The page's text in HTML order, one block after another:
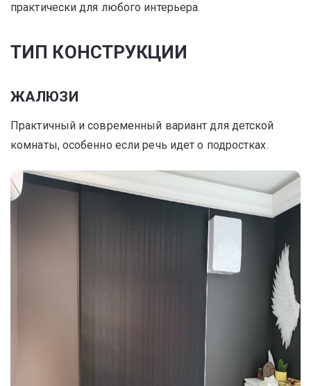
практически для любого интерьера.
ТИП КОНСТРУКЦИИ
ЖАЛЮЗИ
Практичный и современный вариант для детской
комнаты, особенно если речь идет о подростках.